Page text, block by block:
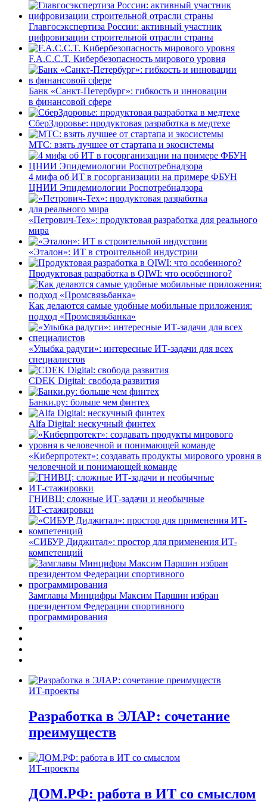
Главгосэкспертиза России: активный участник
цифровизации строительной отрасли страны
F.A.C.C.T. Кибербезопасность мирового уровня
Банк «Санкт-Петербург»: гибкость и инновации
в финансовой сфере
СберЗдоровье: продуктовая разработка в медтехе
МТС: взять лучшее от стартапа и экосистемы
4 мифа об ИТ в госорганизации на примере ФБУН
ЦНИИ Эпидемиологии Роспотребнадзора
«Петрович-Тех»: продуктовая разработка для реального
мира
«Эталон»: ИТ в строительной индустрии
Продуктовая разработка в QIWI: что особенного?
Как делаются самые удобные мобильные приложения:
подход «Промсвязьбанка»
«Улыбка радуги»: интересные ИТ-задачи для всех
специалистов
CDEK Digital: свобода развития
Банки.ру: больше чем финтех
Alfa Digital: нескучный финтех
«Киберпротект»: создавать продукты мирового уровня в
человечной и понимающей команде
ГНИВЦ: сложные ИТ‑задачи и необычные
ИТ‑стажировки
«СИБУР Диджитал»: простор для применения ИТ-
компетенций
Замглавы Минцифры Максим Паршин избран
президентом Федерации спортивного
программирования
ИТ-проекты
Разработка в ЭЛАР: сочетание
преимуществ
ИТ-проекты
ДОМ.РФ: работа в ИТ со смыслом